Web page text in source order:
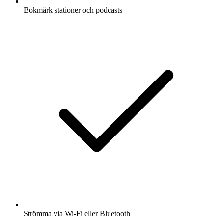
Bokmärk stationer och podcasts
Strömma via Wi-Fi eller Bluetooth